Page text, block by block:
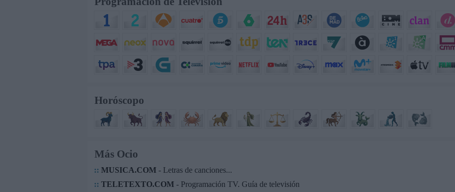
Horóscopo
Más Ocio
:: MUSICA.COM- Letras de canciones...
:: TELETEXTO.COM- Programación TV. Guía de televisión